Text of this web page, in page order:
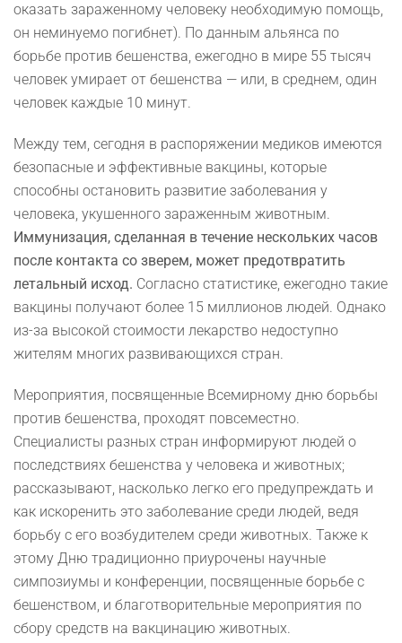
оказать зараженному человеку необходимую помощь,
он неминуемо погибнет). По данным альянса по
борьбе против бешенства, ежегодно в мире 55 тысяч
человек умирает от бешенства — или, в среднем, один
человек каждые 10 минут.
Между тем, сегодня в распоряжении медиков имеются
безопасные и эффективные вакцины, которые
способны остановить развитие заболевания у
человека, укушенного зараженным животным.
Иммунизация, сделанная в течение нескольких часов
после контакта со зверем, может предотвратить
летальный исход. Согласно статистике, ежегодно такие
вакцины получают более 15 миллионов людей. Однако
из-за высокой стоимости лекарство недоступно
жителям многих развивающихся стран.
Мероприятия, посвященные Всемирному дню борьбы
против бешенства, проходят повсеместно.
Специалисты разных стран информируют людей о
последствиях бешенства у человека и животных;
рассказывают, насколько легко его предупреждать и
как искоренить это заболевание среди людей, ведя
борьбу с его возбудителем среди животных. Также к
этому Дню традиционно приурочены научные
симпозиумы и конференции, посвященные борьбе с
бешенством, и благотворительные мероприятия по
сбору средств на вакцинацию животных.